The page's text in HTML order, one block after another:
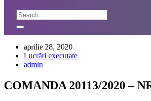
aprilie 28, 2020
Lucrări executate
admin
COMANDA 20113/2020 –